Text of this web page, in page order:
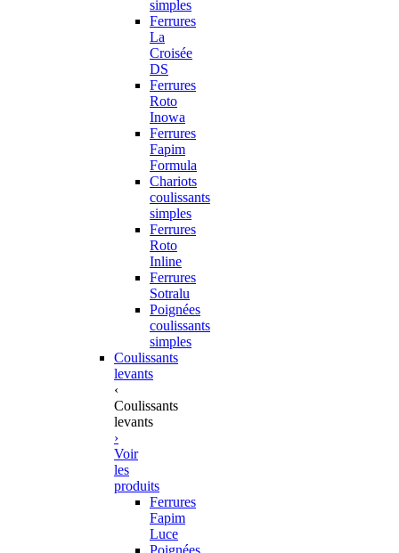
simples
Ferrures
La
Croisée
DS
Ferrures
Roto
Inowa
Ferrures
Fapim
Formula
Chariots
coulissants
simples
Ferrures
Roto
Inline
Ferrures
Sotralu
Poignées
coulissants
simples
Coulissants
levants
‹
Coulissants
levants
›
Voir
les
produits
Ferrures
Fapim
Luce
Poignées